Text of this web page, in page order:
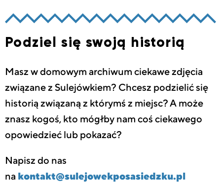
Podziel się swoją historią
Masz w domowym archiwum ciekawe zdjęcia
związane z Sulejówkiem? Chcesz podzielić się
historią związaną z którymś z miejsc? A może
znasz kogoś, kto mógłby nam coś ciekawego
opowiedzieć lub pokazać?
Napisz do nas
na kontakt@sulejowekposasiedzku.pl